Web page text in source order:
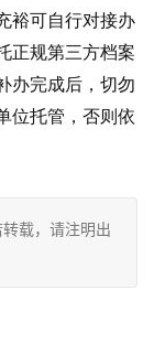
裕可自行对接办
正规第三方档案
办完成后，切勿
位托管，否则依
载，请注明出